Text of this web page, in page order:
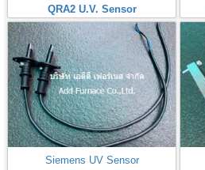
QRA2 U.V. Sensor
Siemens UV Sensor